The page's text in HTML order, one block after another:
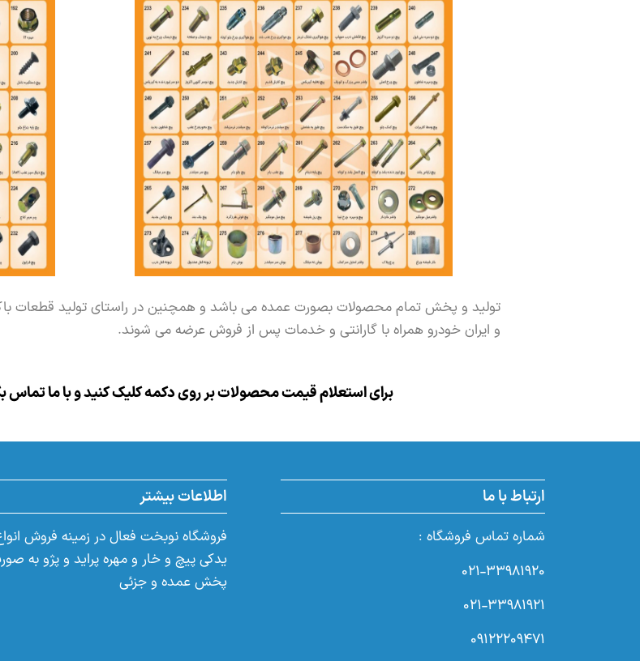
تولید و پخش تمام محصولات بصورت عمده می باشد و همچنین در راستای تولید قطعات
و ایران خودرو همراه با گارانتی و خدمات پس از فروش عرضه می شوند.
برای استعلام قیمت محصولات بر روی دکمه کلیک کنید و با ما تماس
ارتباط با ما
شماره تماس فروشگاه :
۰۲۱-۳۳۹۸۱۹۲۰
۰۲۱-۳۳۹۸۱۹۲۱
۰۹۱۲۲۲۰۹۴۷۱
اطلاعات بیشتر
فروشگاه نوبخت فعال در زمینه فروش
یدکی پیچ و خار و مهره پراید و پژو به
پخش عمده و جزئی